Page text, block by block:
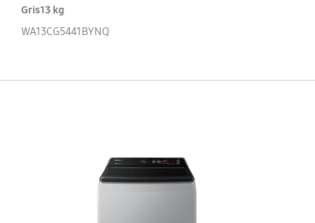
Gris13 kg
WA13CG5441BYNQ